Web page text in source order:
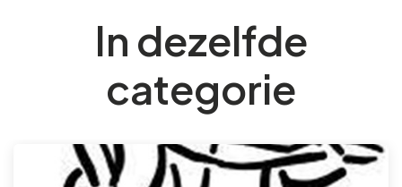
In dezelfde
categorie